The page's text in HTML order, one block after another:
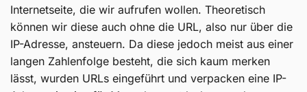
Internetseite, die wir aufrufen wollen. Theoretisch
können wir diese auch ohne die URL, also nur über die
IP-Adresse, ansteuern. Da diese jedoch meist aus einer
langen Zahlenfolge besteht, die sich kaum merken
lässt, wurden URLs eingeführt und verpacken eine IP-